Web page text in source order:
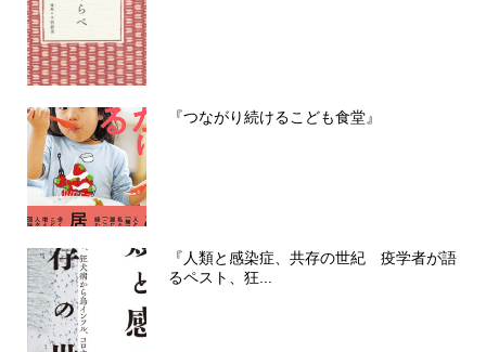
『つながり続けるこども食堂』
『人類と感染症、共存の世紀 疫学者が語
るペスト、狂...